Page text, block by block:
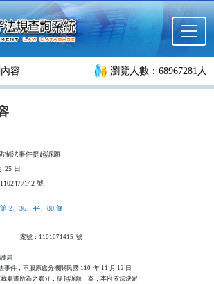
容 瀏覽人數：68967281人
制法事件提起訴願
25 日
號
2、36、44、80 條
案號：1101071415  號
護局
件，不服原處分機關民國 110  年 11 月 12 日
處書所為之處分，提起訴願一案，本府依法決定